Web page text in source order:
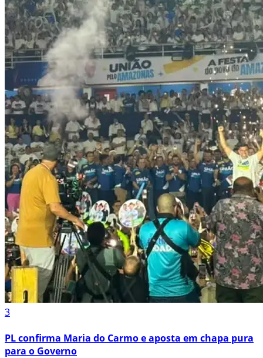
3
PL confirma Maria do Carmo e aposta em chapa pura
para o Governo